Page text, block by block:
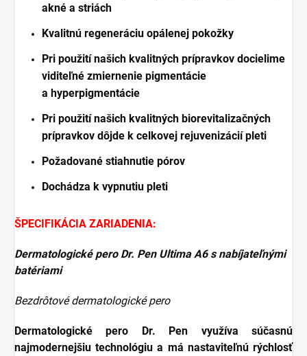
akné a striách
Kvalitnú regeneráciu opálenej pokožky
Pri použití našich kvalitných prípravkov docielime
viditeľné zmiernenie pigmentácie
a hyperpigmentácie
Pri použití našich kvalitných biorevitalizačných
prípravkov dôjde k celkovej rejuvenizácií pleti
Požadované stiahnutie pórov
Dochádza k vypnutiu pleti
ŠPECIFIKÁCIA ZARIADENIA:
Dermatologické pero Dr. Pen Ultima A6 s nabíjateľnými
batériami
Bezdrôtové dermatologické pero
Dermatologické pero Dr. Pen využíva súčasnú
najmodernejšiu technológiu a má nastaviteľnú rýchlosť